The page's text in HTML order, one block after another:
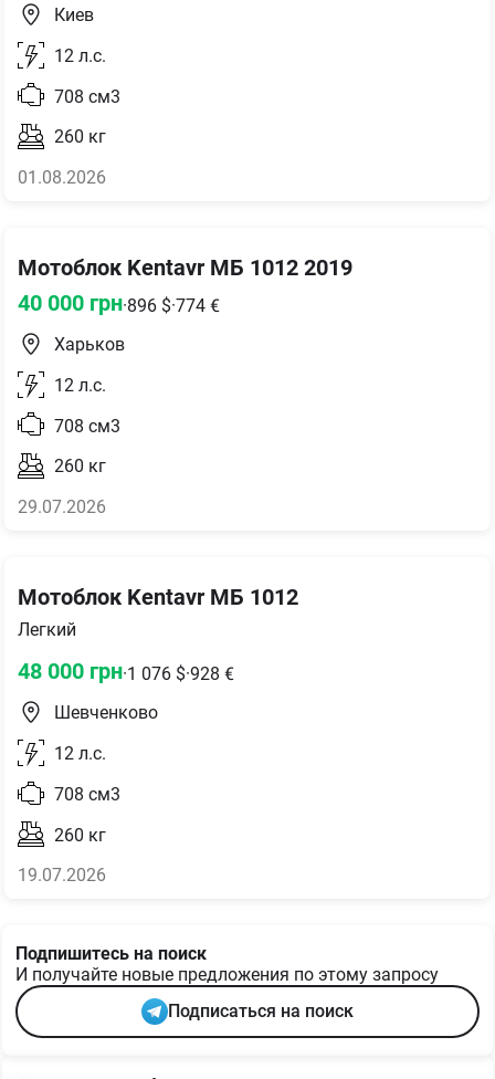
Киев
12 л.с.
708 см3
260 кг
01.08.2026
Мотоблок Kentavr МБ 1012 2019
40 000 грн·896 $·774 €
Харьков
12 л.с.
708 см3
260 кг
29.07.2026
Мотоблок Kentavr МБ 1012
Легкий
48 000 грн·1 076 $·928 €
Шевченково
12 л.с.
708 см3
260 кг
19.07.2026
Подпишитесь на поиск
И получайте новые предложения по этому запросу
Подписаться на поиск